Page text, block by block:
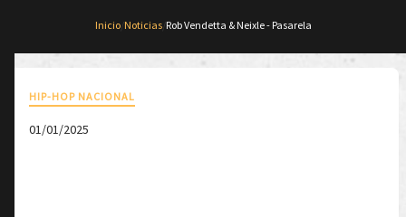
Inicio/ Noticias/ Rob Vendetta & Neixle - Pasarela
HIP-HOP NACIONAL
01/01/2025